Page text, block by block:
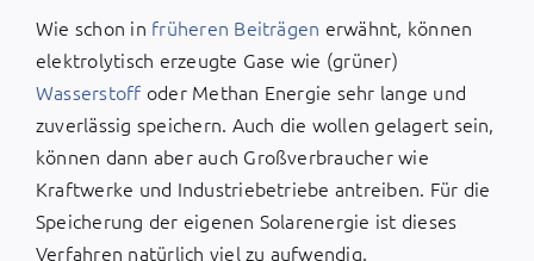
Wie schon in früheren Beiträgen erwähnt, können
elektrolytisch erzeugte Gase wie (grüner)
Wasserstoff oder Methan Energie sehr lange und
zuverlässig speichern. Auch die wollen gelagert sein,
können dann aber auch Großverbraucher wie
Kraftwerke und Industriebetriebe antreiben. Für die
Speicherung der eigenen Solarenergie ist dieses
Verfahren natürlich viel zu aufwendig.